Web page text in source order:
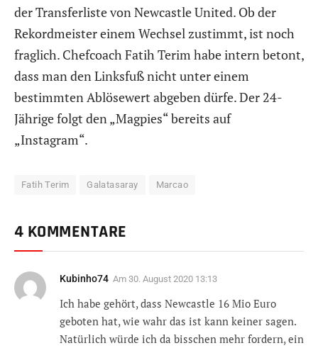
der Transferliste von Newcastle United. Ob der
Rekordmeister einem Wechsel zustimmt, ist noch
fraglich. Chefcoach Fatih Terim habe intern betont,
dass man den Linksfuß nicht unter einem
bestimmten Ablösewert abgeben dürfe. Der 24-
Jährige folgt den „Magpies“ bereits auf
„Instagram“.
Fatih Terim Galatasaray Marcao
4 KOMMENTARE
Kubinho74 Am 30. August 2020 13:13
Ich habe gehört, dass Newcastle 16 Mio Euro
geboten hat, wie wahr das ist kann keiner sagen.
Natürlich würde ich da bisschen mehr fordern, ein